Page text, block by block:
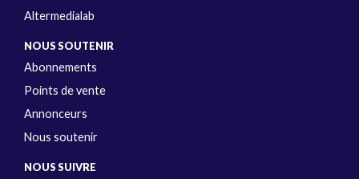
Altermedialab
NOUS SOUTENIR
Abonnements
Points de vente
Annonceurs
Nous soutenir
NOUS SUIVRE